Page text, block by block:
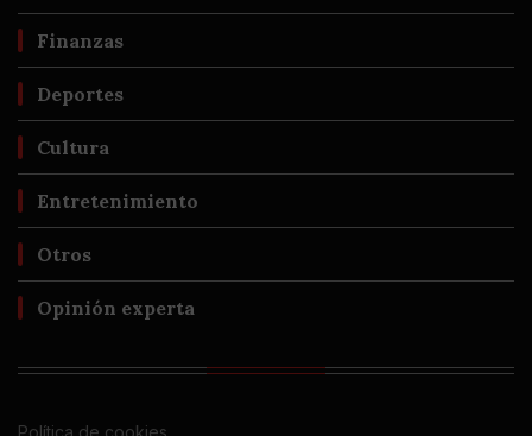
Finanzas
Deportes
Cultura
Entretenimiento
Otros
Opinión experta
Política de cookies